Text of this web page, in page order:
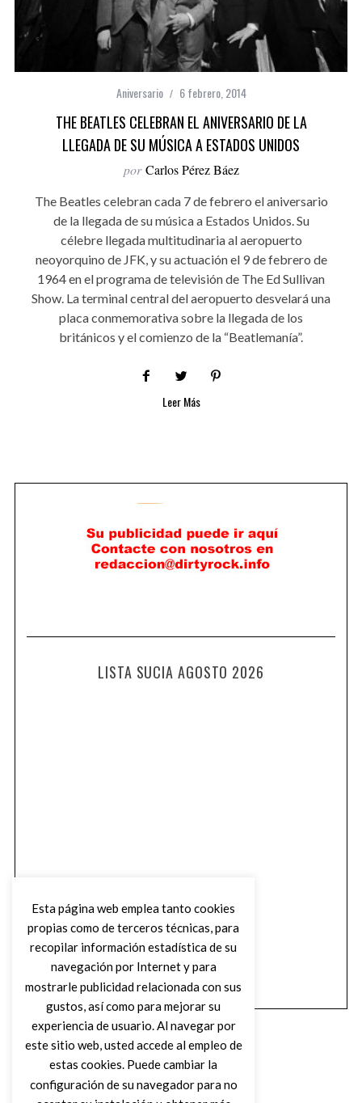
Aniversario 6 febrero, 2014
THE BEATLES CELEBRAN EL ANIVERSARIO DE LA
LLEGADA DE SU MÚSICA A ESTADOS UNIDOS
por Carlos Pérez Báez
The Beatles celebran cada 7 de febrero el aniversario
de la llegada de su música a Estados Unidos. Su
célebre llegada multitudinaria al aeropuerto
neoyorquino de JFK, y su actuación el 9 de febrero de
1964 en el programa de televisión de The Ed Sullivan
Show. La terminal central del aeropuerto desvelará una
placa conmemorativa sobre la llegada de los
británicos y el comienzo de la “Beatlemanía”.
Leer Más
LISTA SUCIA AGOSTO 2026
Esta página web emplea tanto cookies
propias como de terceros técnicas, para
recopilar información estadística de su
navegación por Internet y para
mostrarle publicidad relacionada con sus
gustos, así como para mejorar su
experiencia de usuario. Al navegar por
este sitio web, usted accede al empleo de
estas cookies. Puede cambiar la
configuración de su navegador para no